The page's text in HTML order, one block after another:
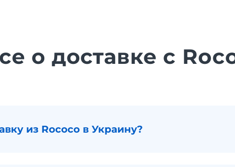
о доставке с
из Rococo в Украину?